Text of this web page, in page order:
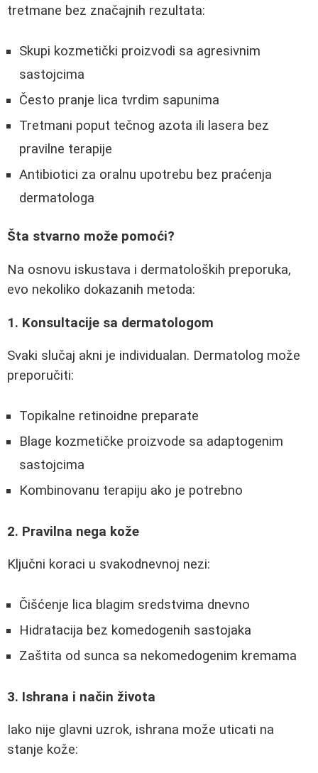
tretmane bez značajnih rezultata:
Skupi kozmetički proizvodi sa agresivnim
sastojcima
Često pranje lica tvrdim sapunima
Tretmani poput tečnog azota ili lasera bez
pravilne terapije
Antibiotici za oralnu upotrebu bez praćenja
dermatologa
Šta stvarno može pomoći?
Na osnovu iskustava i dermatoloških preporuka,
evo nekoliko dokazanih metoda:
1. Konsultacije sa dermatologom
Svaki slučaj akni je individualan. Dermatolog može
preporučiti:
Topikalne retinoidne preparate
Blage kozmetičke proizvode sa adaptogenim
sastojcima
Kombinovanu terapiju ako je potrebno
2. Pravilna nega kože
Ključni koraci u svakodnevnoj nezi:
Čišćenje lica blagim sredstvima dnevno
Hidratacija bez komedogenih sastojaka
Zaštita od sunca sa nekomedogenim kremama
3. Ishrana i način života
Iako nije glavni uzrok, ishrana može uticati na
stanje kože: